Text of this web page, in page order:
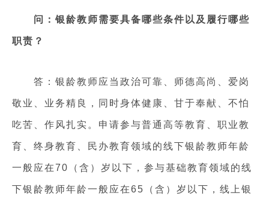
问：银龄教师需要具备哪些条件以及履行哪些
职责？
答：银龄教师应当政治可靠、师德高尚、爱岗
敬业、业务精良，同时身体健康、甘于奉献、不怕
吃苦、作风扎实。申请参与普通高等教育、职业教
育、终身教育、民办教育领域的线下银龄教师年龄
一般应在70（含）岁以下，参与基础教育领域的线
下银龄教师年龄一般应在65（含）岁以下，线上银